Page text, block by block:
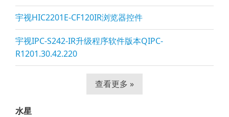
宇视HIC2201E-CF120IR浏览器控件
宇视IPC-S242-IR升级程序软件版本QIPC-
R1201.30.42.220
查看更多 »
水星